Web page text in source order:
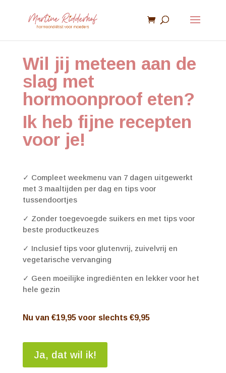
Wil jij meteen aan de
slag met
hormoonproof eten?
Ik heb fijne recepten
voor je!
✓ Compleet weekmenu van 7 dagen uitgewerkt
met 3 maaltijden per dag en tips voor
tussendoortjes
✓ Zonder toegevoegde suikers en met tips voor
beste productkeuzes
✓ Inclusief tips voor glutenvrij, zuivelvrij en
vegetarische vervanging
✓ Geen moeilijke ingrediënten en lekker voor het
hele gezin
Nu van €19,95 voor slechts €9,95
Ja, dat wil ik!